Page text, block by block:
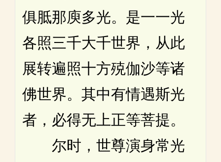
俱胝那庾多光。是一一光
各照三千大千世界，从此
展转遍照十方殑伽沙等诸
佛世界。其中有情遇斯光
者，必得无上正等菩提。
尔时，世尊演身常光